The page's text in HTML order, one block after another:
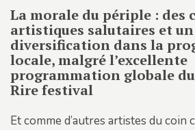
La morale du périple : des
artistiques salutaires et
diversification dans la
locale, malgré l’excellente
programmation globale
Rire festival
Et comme d’autres artistes du coin